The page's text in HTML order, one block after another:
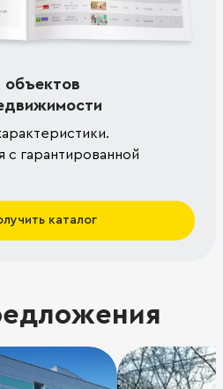
объектов
гарантированной
каталог